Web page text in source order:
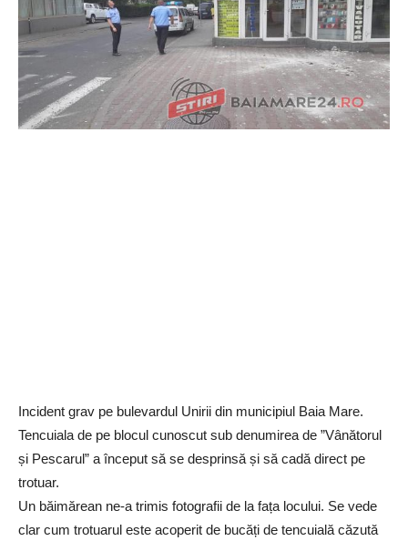
Incident grav pe bulevardul Unirii din municipiul Baia Mare.
Tencuiala de pe blocul cunoscut sub denumirea de ”Vânătorul
și Pescarul” a început să se desprinsă și să cadă direct pe
trotuar.
Un băimărean ne-a trimis fotografii de la fața locului. Se vede
clar cum trotuarul este acoperit de bucăți de tencuială căzută